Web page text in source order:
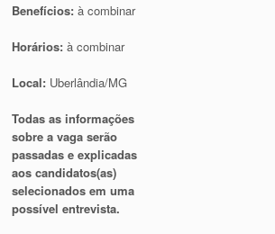
Benefícios:à combinar
Horários:à combinar
Local: Uberlândia/MG
Todas as informações
sobre a vaga serão
passadas e explicadas
aos candidatos(as)
selecionados em uma
possível entrevista.